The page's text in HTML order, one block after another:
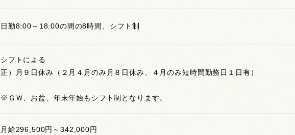
日勤8:00～18:00の間の8時間、シフト制
シフトによる
正）月９日休み（２月４月のみ月８日休み、４月のみ短時間勤務日１日有）
※ＧＷ、お盆、年末年始もシフト制となります。
月給296,500円～342,000円